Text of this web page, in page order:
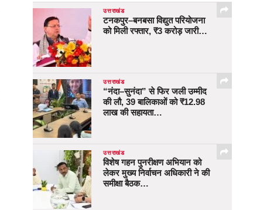
उत्तराखंड
टनकपुर–बनबसा विद्युत परियोजना
को मिली रफ्तार, ₹3 करोड़ जारी…
उत्तराखंड
“नंदा–सुनंदा” से फिर जली उम्मीद
की लौ, 39 बालिकाओं को ₹12.98
लाख की सहायता…
उत्तराखंड
विशेष गहन पुनरीक्षण अभियान को
लेकर मुख्य निर्वाचन अधिकारी ने की
समीक्षा बैठक…